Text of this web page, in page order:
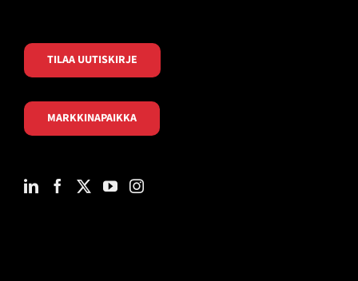
TILAA UUTISKIRJE
MARKKINAPAIKKA